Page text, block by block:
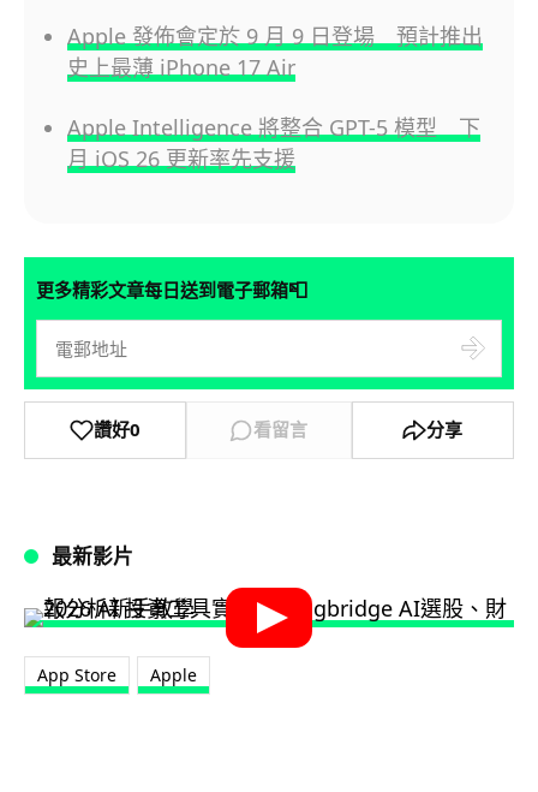
Apple 發佈會定於 9 月 9 日登場 預計推出
史上最薄 iPhone 17 Air
Apple Intelligence 將整合 GPT-5 模型 下
月 iOS 26 更新率先支援
更多精彩文章每日送到電子郵箱📮
讚好0 看留言 分享
最新影片
App Store Apple